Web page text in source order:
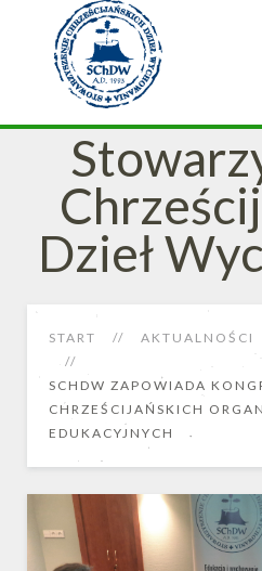
Dzieł
START AKTUALNOŚCI
SCHDW ZAPOWIADA
CHRZEŚCIJAŃSKICH
EDUKACYJNYCH